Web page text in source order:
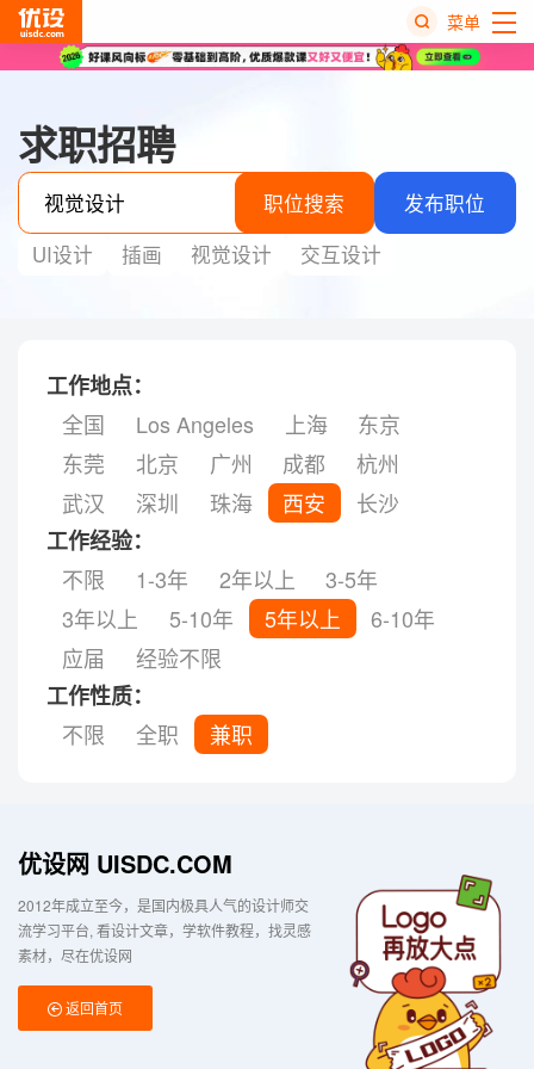
菜单
求职招聘
职位搜索
发布职位
UI设计
插画 视觉设计 交互设计
工作地点：
全国
Los Angeles 上海
东京
东莞
北京 广州 成都
杭州
武汉
深圳 珠海 西安
长沙
工作经验：
不限
1-3年 2年以上
3-5年
3年以上
5-10年 5年以上
6-10年
应届
经验不限
工作性质：
不限
全职 兼职
优设网 UISDC.COM
2012年成立至今，是国内极具人气的设计师交
流学习平台 看设计文章，学软件教程，找灵感
素材，尽在优设网
返回首页